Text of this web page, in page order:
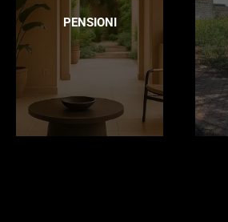
PENSIONI